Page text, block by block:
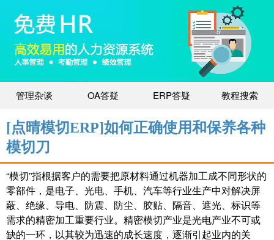
管理杂谈 OA答疑 ERP答疑 教程搜索
[点晴模切ERP]如何正确使用和保养各种
模切刀
“模切”指根据客户的需要把原材料通过机器加工成不同形状的
零部件，是电子、光电、手机、汽车等行业生产中对解决屏
蔽、绝缘、导电、防震、防尘、胶贴、隔音、遮光、标识等
需求的精密加工重要行业。精密模切产业是光电产业不可或
缺的一环，以其较为迅速的成长速度，逐渐引起业内的关